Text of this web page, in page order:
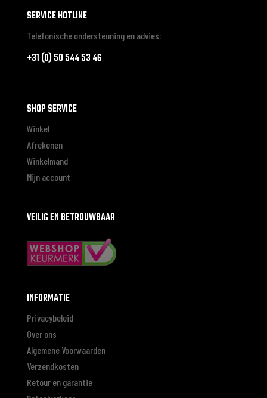
SERVICE HOTLINE
Telefonische ondersteuning en advies:
+31 (0) 50 544 53 46
SHOP SERVICE
Winkel
Afrekenen
Winkelmand
Mijn account
VEILIG EN BETROUWBAAR
INFORMATIE
Privacybeleid
Over ons
Algemene Voorwaarden
Verzendkosten
Retour en garantie